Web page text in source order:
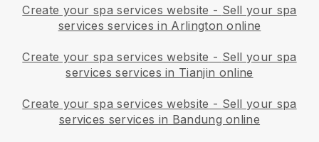
Create your spa services website - Sell your spa
services services in Arlington online
Create your spa services website - Sell your spa
services services in Tianjin online
Create your spa services website - Sell your spa
services services in Bandung online